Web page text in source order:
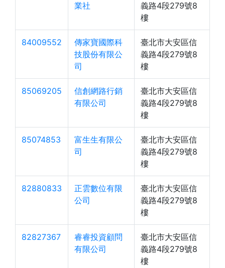
業社
義路4段279號8
樓
84009552
傳家寶國際科
技股份有限公
司
臺北市大安區信
義路4段279號8
樓
85069205
信創網路行銷
有限公司
臺北市大安區信
義路4段279號8
樓
85074853
富生生有限公
司
臺北市大安區信
義路4段279號8
樓
82880833
正雲數位有限
公司
臺北市大安區信
義路4段279號8
樓
82827367
睿睿投資顧問
有限公司
臺北市大安區信
義路4段279號8
樓